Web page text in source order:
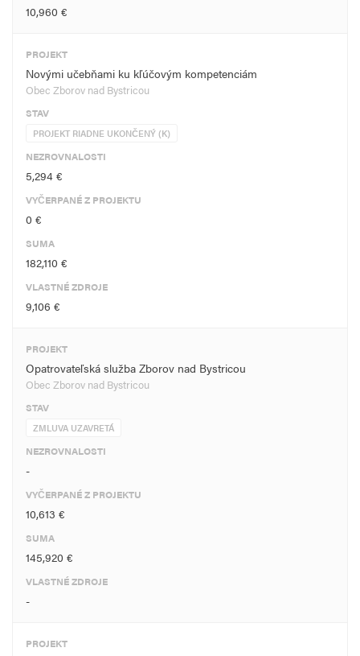
10,960 €
PROJEKT
Novými učebňami ku kľúčovým kompetenciám
Obec Zborov nad Bystricou
STAV
PROJEKT RIADNE UKONČENÝ (K)
NEZROVNALOSTI
5,294 €
VYČERPANÉ Z PROJEKTU
0 €
SUMA
182,110 €
VLASTNÉ ZDROJE
9,106 €
PROJEKT
Opatrovateľská služba Zborov nad Bystricou
Obec Zborov nad Bystricou
STAV
ZMLUVA UZAVRETÁ
NEZROVNALOSTI
-
VYČERPANÉ Z PROJEKTU
10,613 €
SUMA
145,920 €
VLASTNÉ ZDROJE
-
PROJEKT